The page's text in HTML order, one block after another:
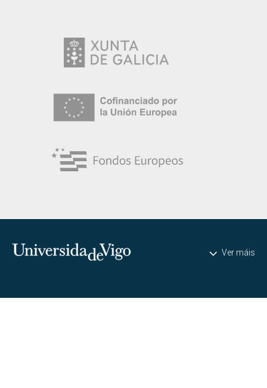
Universidade de Vigo Ver máis